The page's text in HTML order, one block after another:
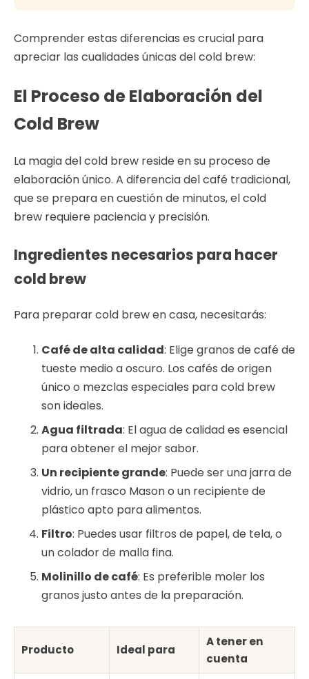
Comprender estas diferencias es crucial para
apreciar las cualidades únicas del cold brew:
El Proceso de Elaboración del
Cold Brew
La magia del cold brew reside en su proceso de
elaboración único. A diferencia del café tradicional,
que se prepara en cuestión de minutos, el cold
brew requiere paciencia y precisión.
Ingredientes necesarios para hacer
cold brew
Para preparar cold brew en casa, necesitarás:
Café de alta calidad: Elige granos de café de
tueste medio a oscuro. Los cafés de origen
único o mezclas especiales para cold brew
son ideales.
Agua filtrada: El agua de calidad es esencial
para obtener el mejor sabor.
Un recipiente grande: Puede ser una jarra de
vidrio, un frasco Mason o un recipiente de
plástico apto para alimentos.
Filtro: Puedes usar filtros de papel, de tela, o
un colador de malla fina.
Molinillo de café: Es preferible moler los
granos justo antes de la preparación.
Producto Ideal para
A tener en
cuenta